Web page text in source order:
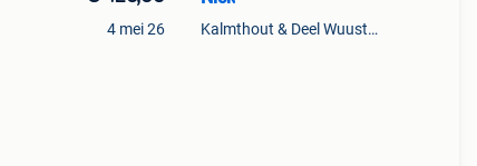
4 mei 26 Kalmthout & Deel Wuustwezel